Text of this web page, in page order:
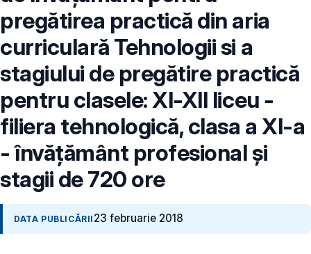
pregătirea practică din aria
curriculară Tehnologii si a
stagiului de pregătire practică
pentru clasele: XI-XII liceu -
filiera tehnologică, clasa a XI-a
- învățământ profesional și
stagii de 720 ore
DATA PUBLICĂRII 23 februarie 2018